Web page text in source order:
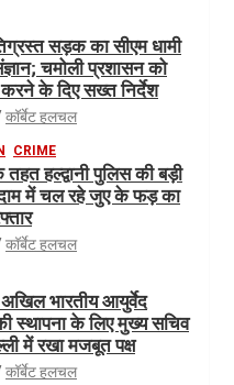
सड़क का सीएम धामी
चमोली प्रशासन को
करने के दिए सख्त निर्देश
कॉर्बेट हलचल
CRIME
हल्द्वानी पुलिस की बड़ी
में चल रहे जुए के फड़ का
कॉर्बेट हलचल
भारतीय आयुर्वेद
स्थापना के लिए मुख्य सचिव
में रखा मजबूत पक्ष
कॉर्बेट हलचल